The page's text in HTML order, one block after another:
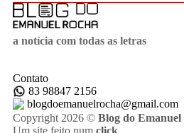
a notícia com todas as letras
Contato
83 98847 2156
blogdoemanuelrocha@gmail.com
Copyright 2026 © Blog do Emanuel
Um site feito num click